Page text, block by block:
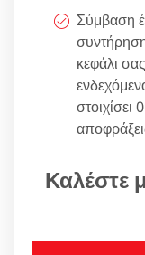
Σύμβαση
κεφάλι
Καλέστε